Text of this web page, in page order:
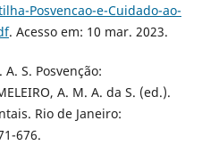
Posvencao-e-Cuidado-ao-
. Acesso em: 10 mar. 2023.
A. S. Posvenção:
A. M. A. da S. (ed.).
Rio de Janeiro:
676.